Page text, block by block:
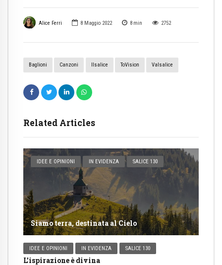
Alice Ferri 8 Maggio 2022 8 min 2752
Baglioni Canzoni Ilsalice ToVision Valsalice
Related Articles
IDEE E OPINIONI IN EVIDENZA SALICE 130
Siamo terra, destinata al Cielo
IDEE E OPINIONI IN EVIDENZA SALICE 130
L’ispirazione è divina